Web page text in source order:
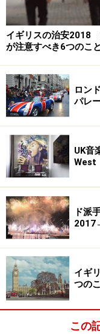
しかし、身だしな
イイ男の条件にな
りません。18世紀
ダンディズムの元
ジ・ブライアン・
ル）の例が示すよ
ミングは紳士のた
古くから、英国紳
メイフェア地区に
ロンが今でも残っ
の中で、ヘアカッ
ビスを提供してい
しかし、メトロな
変わってきている
ちもはどんなサロ
＞＞次のページでは
イギリスの治安2018
が注意すべき6つのこと
ロン
パレ
UK音
West
ド派
イギ
つの
この